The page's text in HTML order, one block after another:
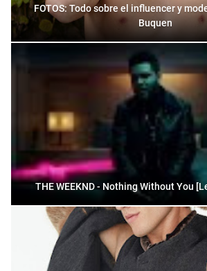
FOTOS: Todo sobre el influencer y
Buquen
THE WEEKND - Nothing Without You